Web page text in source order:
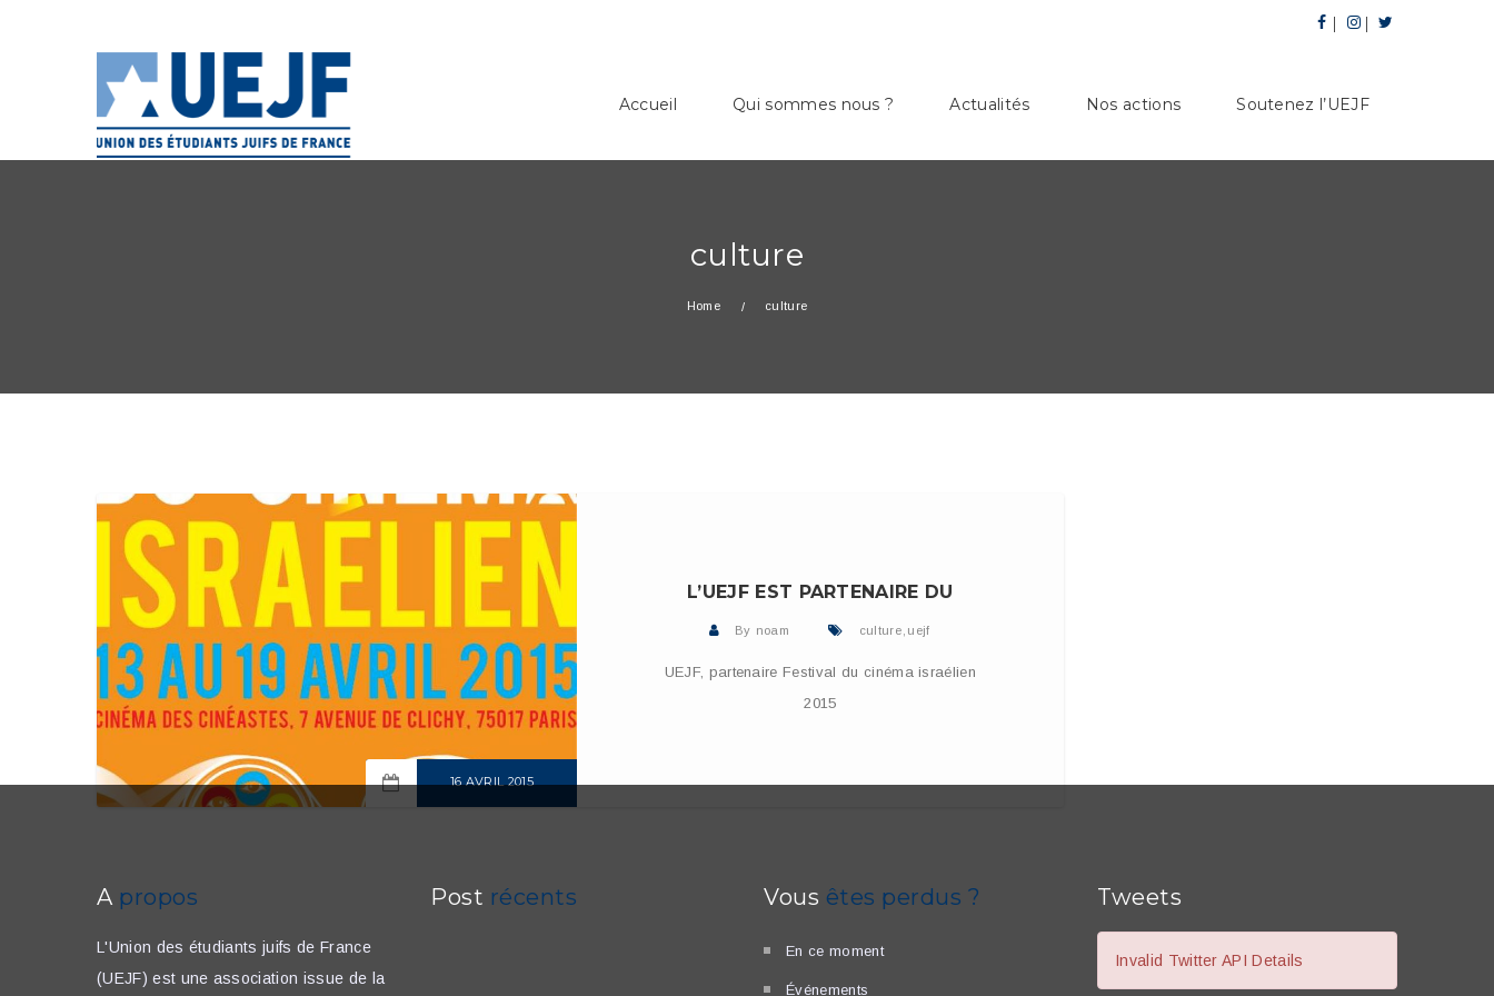
Accueil Qui sommes nous ? Actualités Nos actions Soutenez l’UEJF
culture
Home culture
16 AVRIL 2015
L’UEJF EST PARTENAIRE DU
By noam culture uejf
UEJF, partenaire Festival du cinéma israélien
2015
A propos
L'Union des étudiants juifs de France
(UEJF) est une association issue de la
Post récents Vous êtes perdus ?
En ce moment
Événements
Tweets
Invalid Twitter API Details